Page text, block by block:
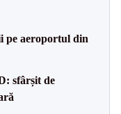
pe aeroportul din
sfârșit de